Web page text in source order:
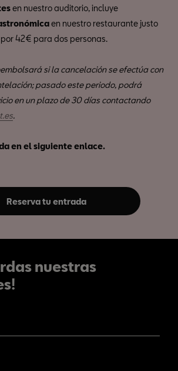
en nuestro auditorio, incluye
en nuestro restaurante justo
42€ para dos personas.
si la cancelación se efectúa con
pasado este periodo, podrá
en un plazo de 30 días contactando
.
en el siguiente enlace.
Reserva tu entrada
nuestras